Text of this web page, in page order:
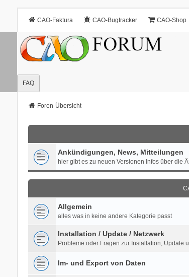
CAO-Faktura CAO-Bugtracker CAO-Shop
FAQ
Foren-Übersicht
Ankündigungen, News, Mitteilungen
hier gibt es zu neuen Versionen Infos über die
Allgemein
alles was in keine andere Kategorie passt
Installation / Update / Netzwerk
Probleme oder Fragen zur Installation, Update
Im- und Export von Daten